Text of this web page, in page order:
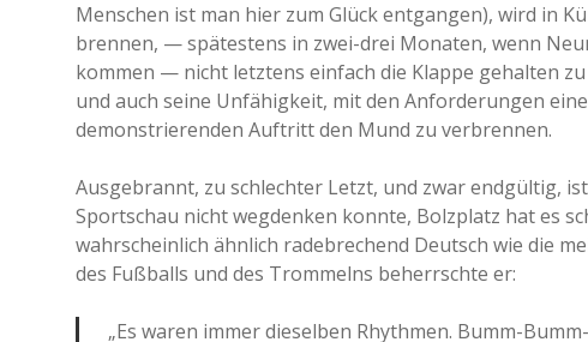
Menschen ist man hier zum Glück entgangen), wird in
brennen, — spätestens in zwei-drei Monaten, wenn
kommen — nicht letztens einfach die Klappe gehalten
und auch seine Unfähigkeit, mit den Anforderungen
demonstrierenden Auftritt den Mund zu verbrennen.
Ausgebrannt, zu schlechter Letzt, und zwar endgültig,
Sportschau nicht wegdenken konnte, Bolzplatz hat es
wahrscheinlich ähnlich radebrechend Deutsch wie die
des Fußballs und des Trommelns beherrschte er:
„Es waren immer dieselben Rhythmen. Bumm-